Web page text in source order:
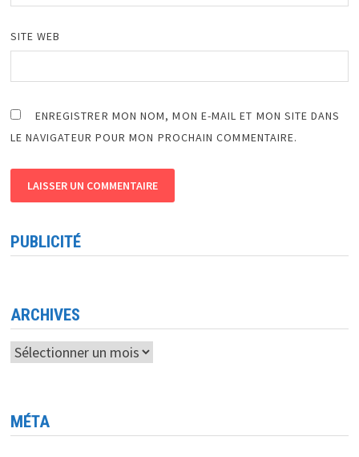
SITE WEB
ENREGISTRER MON NOM, MON E-MAIL ET MON SITE DANS
LE NAVIGATEUR POUR MON PROCHAIN COMMENTAIRE.
PUBLICITÉ
ARCHIVES
Archives
MÉTA